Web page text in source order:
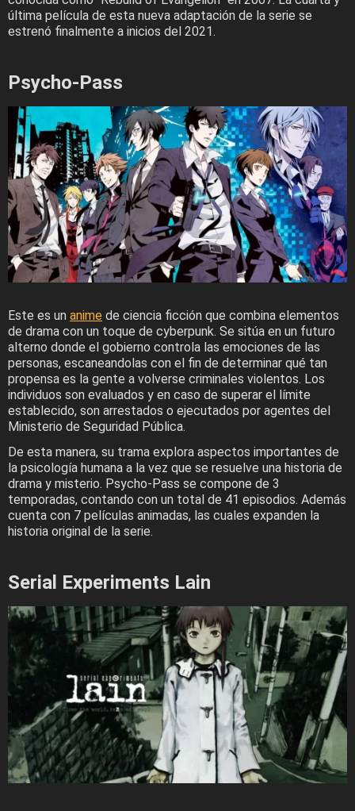
última película de esta nueva adaptación de la serie se
estrenó finalmente a inicios del 2021.
Psycho-Pass
Este es un anime de ciencia ficción que combina elementos
de drama con un toque de cyberpunk. Se sitúa en un futuro
alterno donde el gobierno controla las emociones de las
personas, escaneandolas con el fin de determinar qué tan
propensa es la gente a volverse criminales violentos. Los
individuos son evaluados y en caso de superar el límite
establecido, son arrestados o ejecutados por agentes del
Ministerio de Seguridad Pública.
De esta manera, su trama explora aspectos importantes de
la psicología humana a la vez que se resuelve una historia de
drama y misterio. Psycho-Pass se compone de 3
temporadas, contando con un total de 41 episodios. Además
cuenta con 7 películas animadas, las cuales expanden la
historia original de la serie.
Serial Experiments Lain